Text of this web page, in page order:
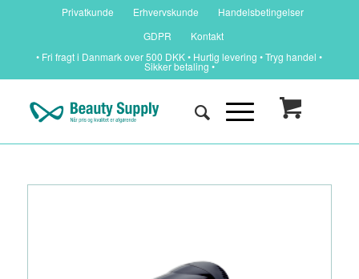
Privatkunde Erhvervskunde
Handelsbetingelser
GDPR
Kontakt
• Fri fragt i Danmark over 500 DKK • Hurtig levering • Tryg handel •
Sikker betaling •